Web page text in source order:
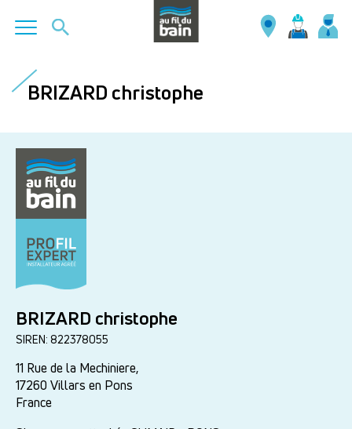
contenuBRIZARD christophe
BRIZARD christophe
SIREN: 822378055
11 Rue de la Mechiniere,
17260 Villars en Pons
France